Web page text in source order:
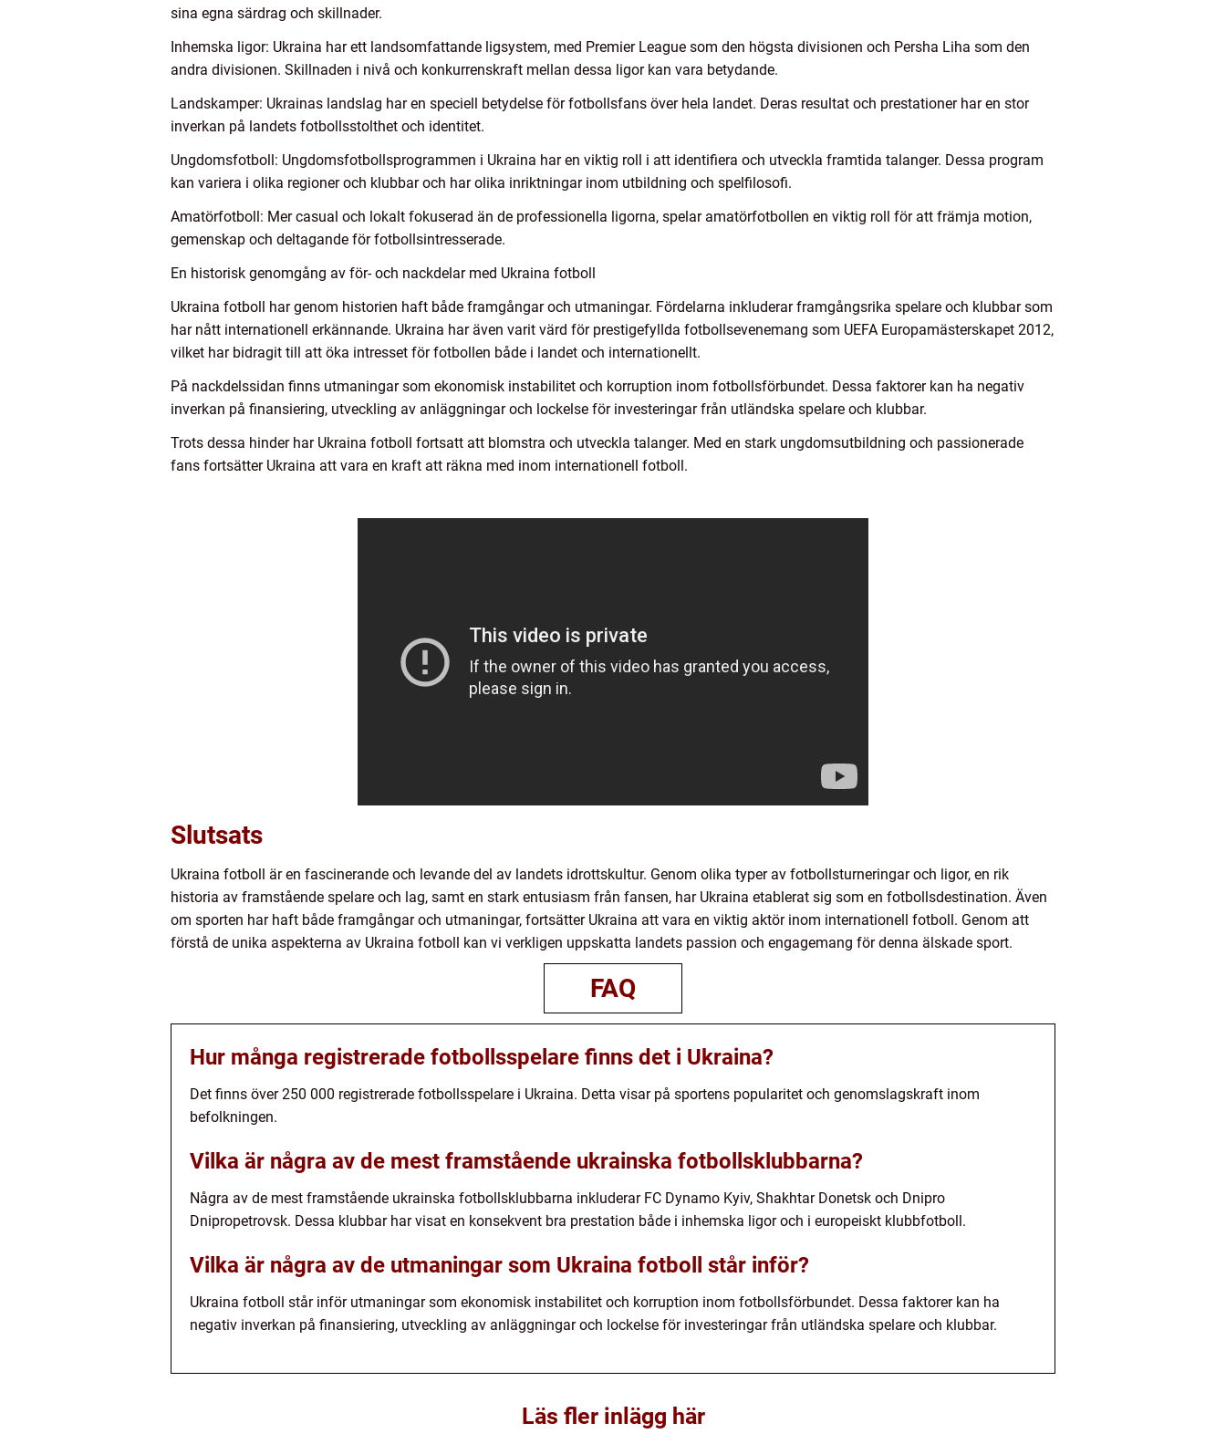
sina egna särdrag och skillnader.
Inhemska ligor: Ukraina har ett landsomfattande ligsystem, med Premier League som den högsta divisionen och Persha Liha som den
andra divisionen. Skillnaden i nivå och konkurrenskraft mellan dessa ligor kan vara betydande.
Landskamper: Ukrainas landslag har en speciell betydelse för fotbollsfans över hela landet. Deras resultat och prestationer har en stor
inverkan på landets fotbollsstolthet och identitet.
Ungdomsfotboll: Ungdomsfotbollsprogrammen i Ukraina har en viktig roll i att identifiera och utveckla framtida talanger. Dessa program
kan variera i olika regioner och klubbar och har olika inriktningar inom utbildning och spelfilosofi.
Amatörfotboll: Mer casual och lokalt fokuserad än de professionella ligorna, spelar amatörfotbollen en viktig roll för att främja motion,
gemenskap och deltagande för fotbollsintresserade.
En historisk genomgång av för- och nackdelar med Ukraina fotboll
Ukraina fotboll har genom historien haft både framgångar och utmaningar. Fördelarna inkluderar framgångsrika spelare och klubbar som
har nått internationell erkännande. Ukraina har även varit värd för prestigefyllda fotbollsevenemang som UEFA Europamästerskapet 2012,
vilket har bidragit till att öka intresset för fotbollen både i landet och internationellt.
På nackdelssidan finns utmaningar som ekonomisk instabilitet och korruption inom fotbollsförbundet. Dessa faktorer kan ha negativ
inverkan på finansiering, utveckling av anläggningar och lockelse för investeringar från utländska spelare och klubbar.
Trots dessa hinder har Ukraina fotboll fortsatt att blomstra och utveckla talanger. Med en stark ungdomsutbildning och passionerade
fans fortsätter Ukraina att vara en kraft att räkna med inom internationell fotboll.
Slutsats
Ukraina fotboll är en fascinerande och levande del av landets idrottskultur. Genom olika typer av fotbollsturneringar och ligor, en rik
historia av framstående spelare och lag, samt en stark entusiasm från fansen, har Ukraina etablerat sig som en fotbollsdestination. Även
om sporten har haft både framgångar och utmaningar, fortsätter Ukraina att vara en viktig aktör inom internationell fotboll. Genom att
förstå de unika aspekterna av Ukraina fotboll kan vi verkligen uppskatta landets passion och engagemang för denna älskade sport.
FAQ
Hur många registrerade fotbollsspelare finns det i Ukraina?
Det finns över 250 000 registrerade fotbollsspelare i Ukraina. Detta visar på sportens popularitet och genomslagskraft inom
befolkningen.
Vilka är några av de mest framstående ukrainska fotbollsklubbarna?
Några av de mest framstående ukrainska fotbollsklubbarna inkluderar FC Dynamo Kyiv, Shakhtar Donetsk och Dnipro
Dnipropetrovsk. Dessa klubbar har visat en konsekvent bra prestation både i inhemska ligor och i europeiskt klubbfotboll.
Vilka är några av de utmaningar som Ukraina fotboll står inför?
Ukraina fotboll står inför utmaningar som ekonomisk instabilitet och korruption inom fotbollsförbundet. Dessa faktorer kan ha
negativ inverkan på finansiering, utveckling av anläggningar och lockelse för investeringar från utländska spelare och klubbar.
Läs fler inlägg här